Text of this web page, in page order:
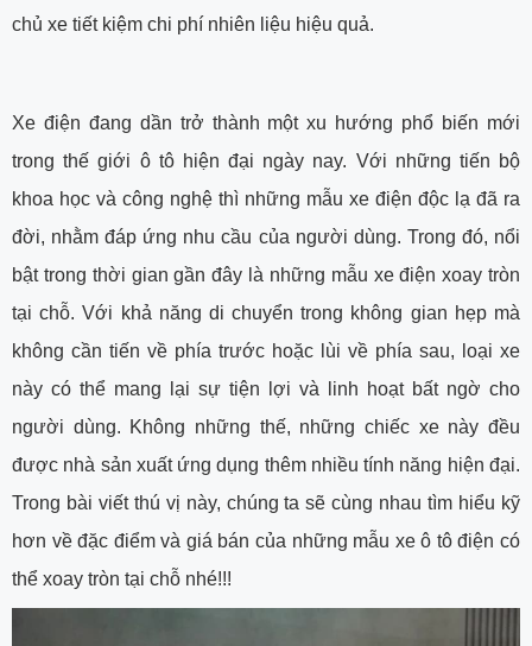
chủ xe tiết kiệm chi phí nhiên liệu hiệu quả.
Xe điện đang dần trở thành một xu hướng phổ biến mới
trong thế giới ô tô hiện đại ngày nay. Với những tiến bộ
khoa học và công nghệ thì những mẫu xe điện độc lạ đã ra
đời, nhằm đáp ứng nhu cầu của người dùng. Trong đó, nổi
bật trong thời gian gần đây là những mẫu xe điện xoay tròn
tại chỗ. Với khả năng di chuyển trong không gian hẹp mà
không cần tiến về phía trước hoặc lùi về phía sau, loại xe
này có thể mang lại sự tiện lợi và linh hoạt bất ngờ cho
người dùng. Không những thế, những chiếc xe này đều
được nhà sản xuất ứng dụng thêm nhiều tính năng hiện đại.
Trong bài viết thú vị này, chúng ta sẽ cùng nhau tìm hiểu kỹ
hơn về đặc điểm và giá bán của những mẫu xe ô tô điện có
thể xoay tròn tại chỗ nhé!!!